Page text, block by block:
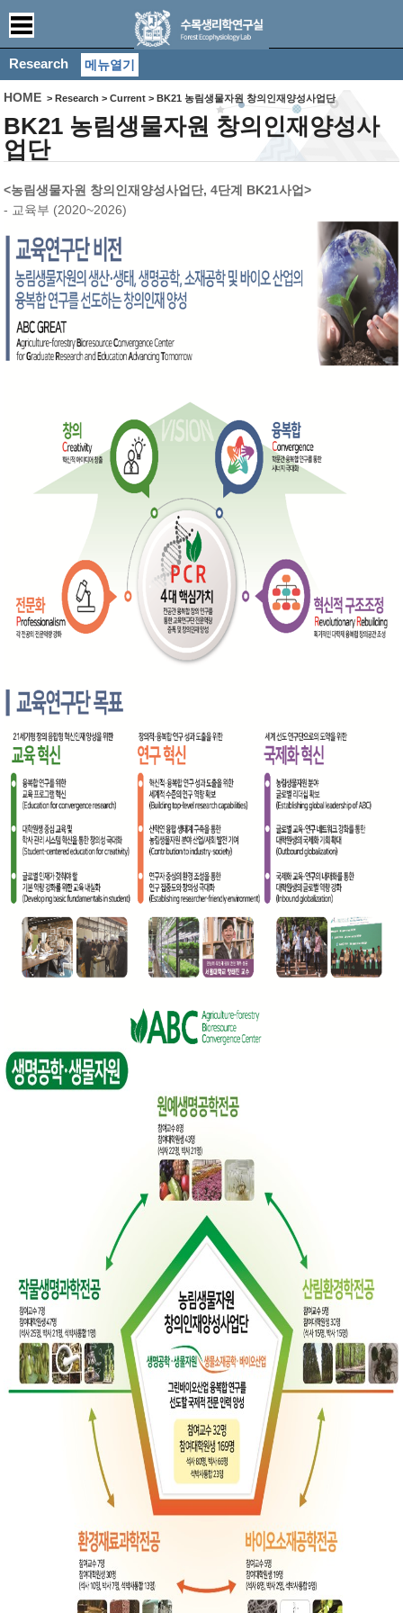
Research 메뉴열기
HOME > Research > Current > BK21 농림생물자원 창의인재양성사업단
BK21 농림생물자원 창의인재양성사
업단
<농림생물자원 창의인재양성사업단, 4단계 BK21사업>
- 교육부 (2020~2026)